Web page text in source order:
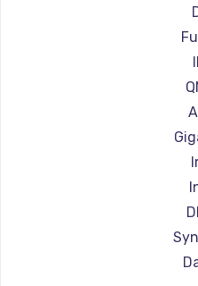
Замена
Замена
Замена